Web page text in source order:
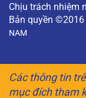
Chịu trách nhiệm
Bản quyền
NAM
Các thông tin
mục đích tham